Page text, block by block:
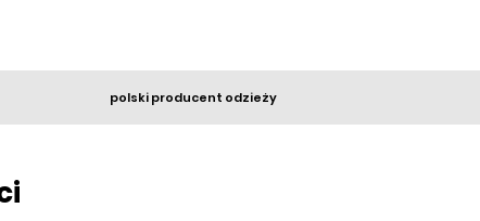
polski producent odzieży